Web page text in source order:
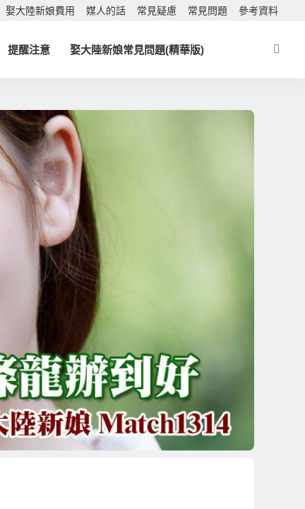
娶大陸新娘費用 媒人的話 常見疑慮 常見問題 參考資料
提醒注意 娶大陸新娘常見問題(精華版)